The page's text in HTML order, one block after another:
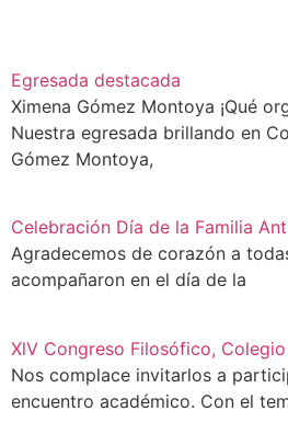
Egresada destacada
Ximena Gómez Montoya ¡Qué
Nuestra egresada brillando en
Gómez Montoya,
Celebración Día de la Familia
Agradecemos de corazón a
acompañaron en el día de la
XlV Congreso Filosófico,
Nos complace invitarlos a
encuentro académico. Con el